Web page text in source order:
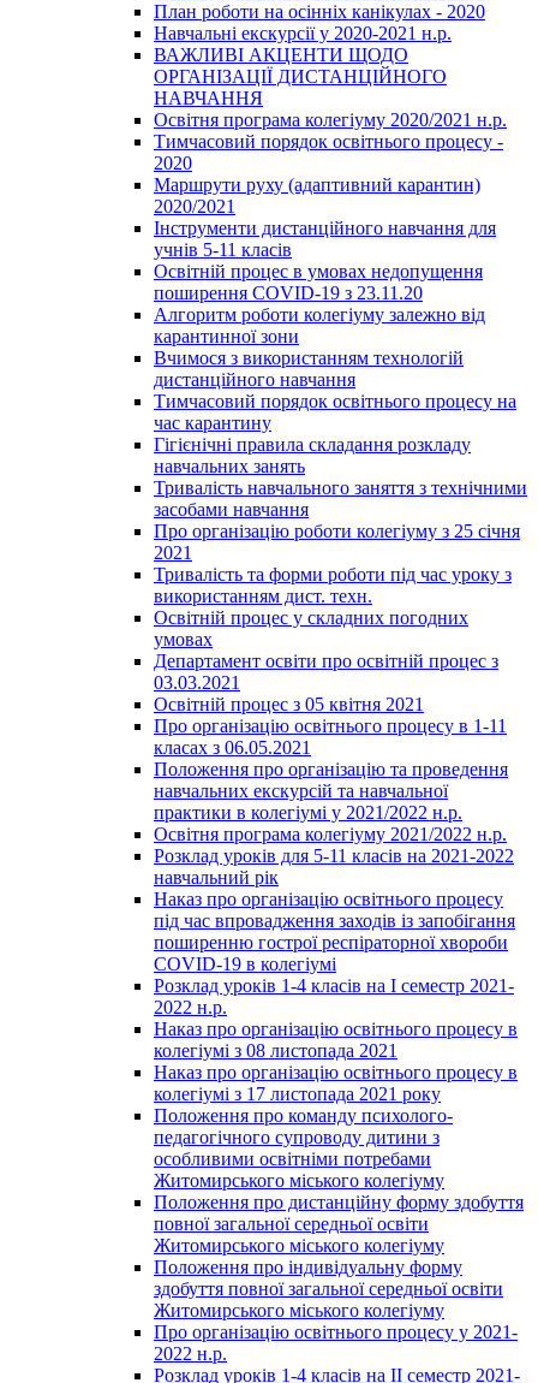
План роботи на осінніх канікулах - 2020
Навчальні екскурсії у 2020-2021 н.р.
ВАЖЛИВІ АКЦЕНТИ ЩОДО
ОРГАНІЗАЦІЇ ДИСТАНЦІЙНОГО
НАВЧАННЯ
Освітня програма колегіуму 2020/2021 н.р.
Тимчасовий порядок освітнього процесу -
2020
Маршрути руху (адаптивний карантин)
2020/2021
Інструменти дистанційного навчання для
учнів 5-11 класів
Освітній процес в умовах недопущення
поширення COVID-19 з 23.11.20
Алгоритм роботи колегіуму залежно від
карантинної зони
Вчимося з використанням технологій
дистанційного навчання
Тимчасовий порядок освітнього процесу на
час карантину
Гігієнічні правила складання розкладу
навчальних занять
Тривалість навчального заняття з технічними
засобами навчання
Про організацію роботи колегіуму з 25 січня
2021
Тривалість та форми роботи під час уроку з
використанням дист. техн.
Освітній процес у складних погодних
умовах
Департамент освіти про освітній процес з
03.03.2021
Освітній процес з 05 квітня 2021
Про організацію освітнього процесу в 1-11
класах з 06.05.2021
Положення про організацію та проведення
навчальних екскурсій та навчальної
практики в колегіумі у 2021/2022 н.р.
Освітня програма колегіуму 2021/2022 н.р.
Розклад уроків для 5-11 класів на 2021-2022
навчальний рік
Наказ про організацію освітнього процесу
під час впровадження заходів із запобігання
поширенню гострої респіраторної хвороби
COVID-19 в колегіумі
Розклад уроків 1-4 класів на І семестр 2021-
2022 н.р.
Наказ про організацію освітнього процесу в
колегіумі з 08 листопада 2021
Наказ про організацію освітнього процесу в
колегіумі з 17 листопада 2021 року
Положення про команду психолого-
педагогічного супроводу дитини з
особливими освітніми потребами
Житомирського міського колегіуму
Положення про дистанційну форму здобуття
повної загальної середньої освіти
Житомирського міського колегіуму
Положення про індивідуальну форму
здобуття повної загальної середньої освіти
Житомирського міського колегіуму
Про організацію освітнього процесу у 2021-
2022 н.р.
Розклад уроків 1-4 класів на ІІ семестр 2021-